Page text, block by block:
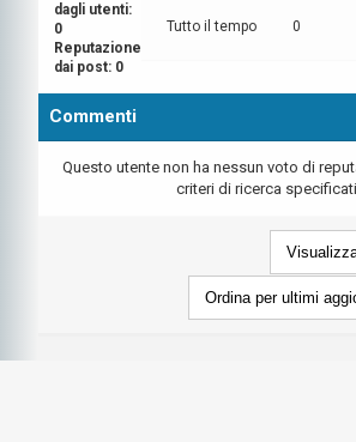
dagli utenti:
0
Reputazione
dai post: 0
Tutto il tempo 0
Commenti
Questo utente non ha nessun voto di
criteri di ricerca